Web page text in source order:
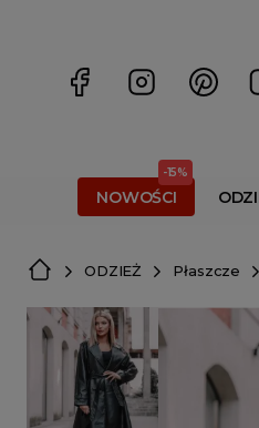
NOWOŚCI
-15%
ODZIEŻ Płaszcze